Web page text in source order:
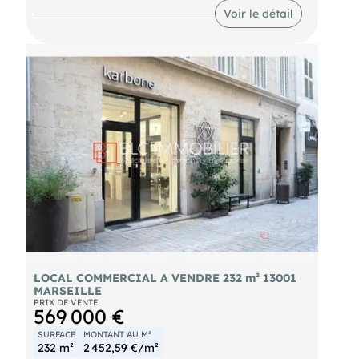
Toutes activités autorisées, hors restauration.
Prix du droit au bail : 55 000 € FAI TTC.
Voir le détail
LOCAL COMMERCIAL A VENDRE 232 m² 13001
MARSEILLE
PRIX DE VENTE
569 000 €
SURFACE
232 m²
MONTANT AU M²
2 452,59 €/m²